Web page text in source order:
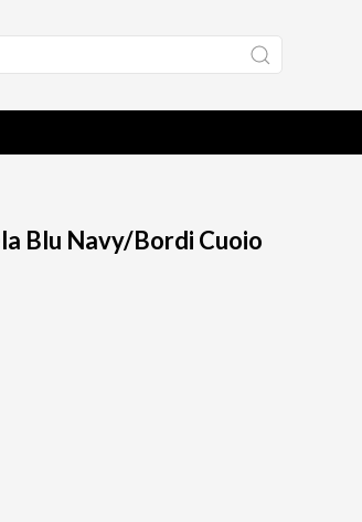
Blu Navy/Bordi Cuoio